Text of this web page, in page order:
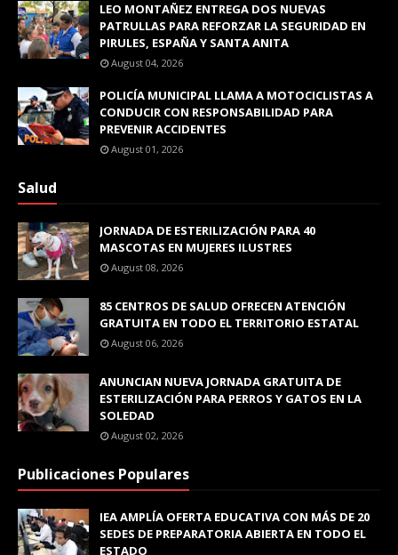
LEO MONTAÑEZ ENTREGA DOS NUEVAS
PATRULLAS PARA REFORZAR LA SEGURIDAD EN
PIRULES, ESPAÑA Y SANTA ANITA
August 04, 2026
POLICÍA MUNICIPAL LLAMA A MOTOCICLISTAS A
CONDUCIR CON RESPONSABILIDAD PARA
PREVENIR ACCIDENTES
August 01, 2026
Salud
JORNADA DE ESTERILIZACIÓN PARA 40
MASCOTAS EN MUJERES ILUSTRES
August 08, 2026
85 CENTROS DE SALUD OFRECEN ATENCIÓN
GRATUITA EN TODO EL TERRITORIO ESTATAL
August 06, 2026
ANUNCIAN NUEVA JORNADA GRATUITA DE
ESTERILIZACIÓN PARA PERROS Y GATOS EN LA
SOLEDAD
August 02, 2026
Publicaciones Populares
IEA AMPLÍA OFERTA EDUCATIVA CON MÁS DE 20
SEDES DE PREPARATORIA ABIERTA EN TODO EL
ESTADO